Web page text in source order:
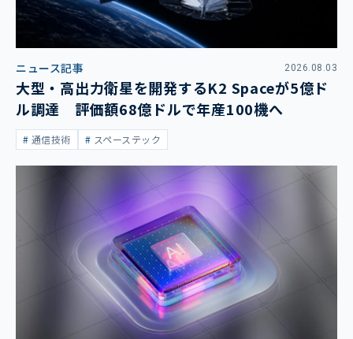
ニュース記事 2026.08.03
大型・高出力衛星を開発するK2 Spaceが5億ド
ル調達 評価額68億ドルで年産100機へ
通信技術 スペーステック